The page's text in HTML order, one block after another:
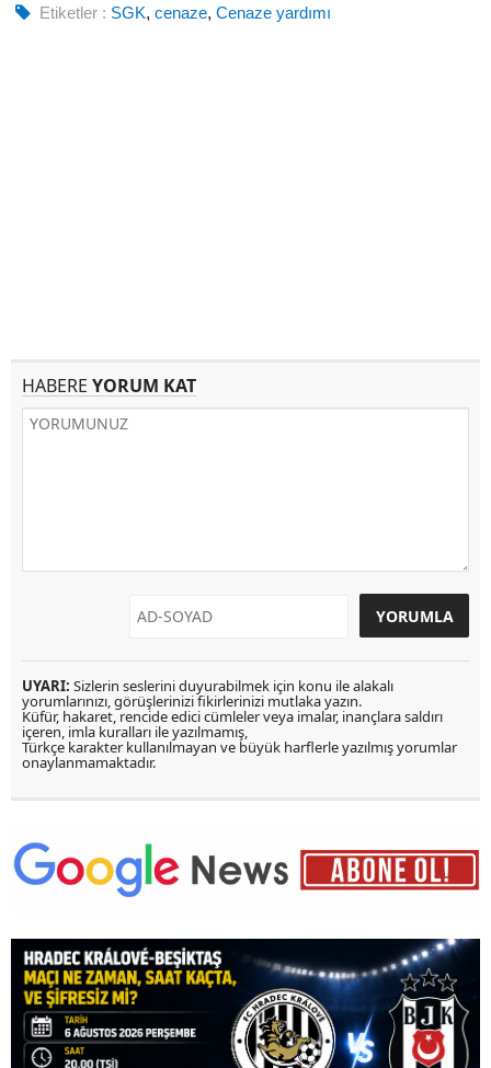
Etiketler : SGK,cenaze,Cenaze yardımı
HABERE YORUM KAT
UYARI: Sizlerin seslerini duyurabilmek için konu ile alakalı
yorumlarınızı, görüşlerinizi fikirlerinizi mutlaka yazın.
Küfür, hakaret, rencide edici cümleler veya imalar, inançlara saldırı
içeren, imla kuralları ile yazılmamış,
Türkçe karakter kullanılmayan ve büyük harflerle yazılmış yorumlar
onaylanmamaktadır.